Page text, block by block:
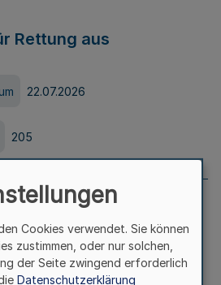
Rettung aus
22.07.2026
205
Nr. 204 vom
Cookies verwendet. Sie können
zustimmen, oder nur solchen,
der Seite zwingend erforderlich
Datenschutzerklärung